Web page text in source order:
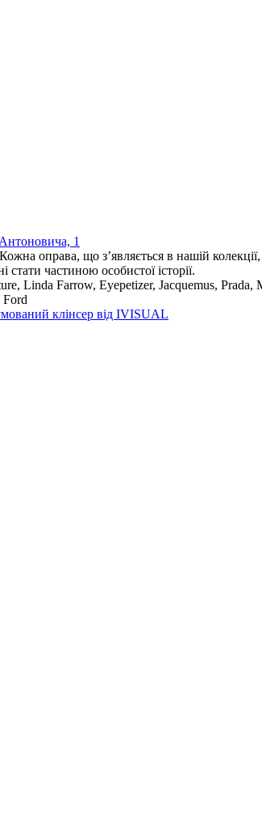
1
оправа, що з’являється в нашій
частиною особистої історії.
Linda Farrow, Eyepetizer, Jacquemus,
клінсер від IVISUAL